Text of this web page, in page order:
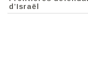
d’Israël